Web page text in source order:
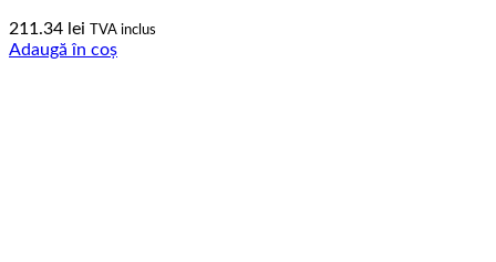
211.34 lei TVA inclus
Adaugă în coș